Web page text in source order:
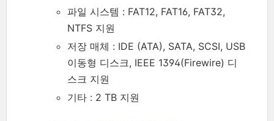
파일 시스템 : FAT12, FAT16, FAT32,
NTFS 지원
저장 매체 : IDE (ATA), SATA, SCSI, USB
이동형 디스크, IEEE 1394(Firewire) 디
스크 지원
기타 : 2 TB 지원